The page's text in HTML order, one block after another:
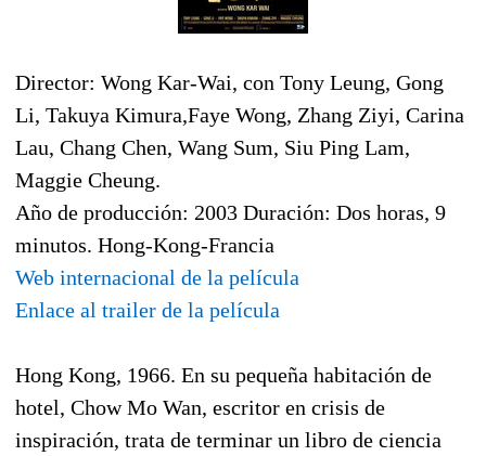
Director: Wong Kar-Wai, con Tony Leung, Gong
Li, Takuya Kimura,Faye Wong, Zhang Ziyi, Carina
Lau, Chang Chen, Wang Sum, Siu Ping Lam,
Maggie Cheung.
Año de producción: 2003 Duración: Dos horas, 9
minutos. Hong-Kong-Francia
Web internacional de la película
Enlace al trailer de la película
Hong Kong, 1966. En su pequeña habitación de
hotel, Chow Mo Wan, escritor en crisis de
inspiración, trata de terminar un libro de ciencia